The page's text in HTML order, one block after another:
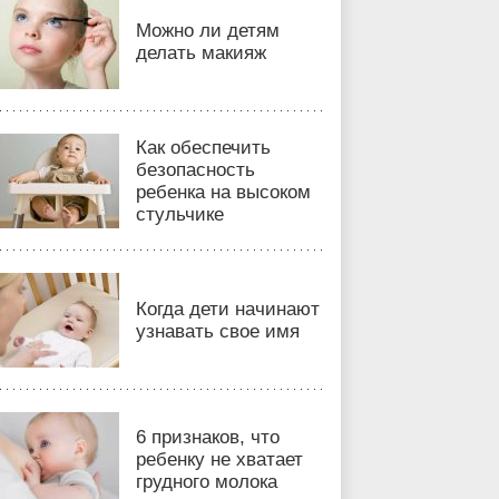
Можно ли детям
делать макияж
Как обеспечить
безопасность
ребенка на высоком
стульчике
Когда дети начинают
узнавать свое имя
6 признаков, что
ребенку не хватает
грудного молока